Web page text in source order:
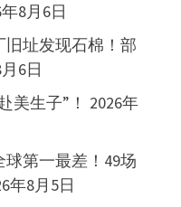
8月6日
址发现石棉！部
6日
美生子”！ 2026年
第一最差！49场
年8月5日